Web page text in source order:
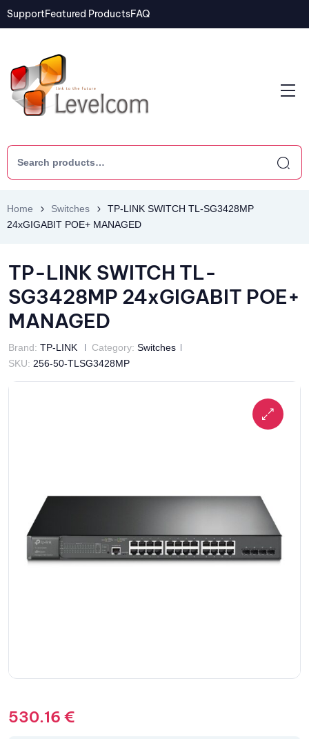
SupportFeatured ProductsFAQ
Home Switches
TP-LINK SWITCH TL-SG3428MP
24xGIGABIT POE+ MANAGED
TP-LINK SWITCH TL-
SG3428MP 24xGIGABIT POE+
MANAGED
Brand: TP-LINK Category: Switches
SKU: 256-50-TLSG3428MP
530.16 €